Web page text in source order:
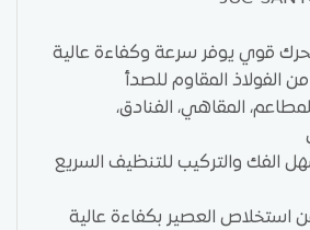
محرك قوي يوفر سرعة وكفاءة عالية
الفولاذ المقاوم للصدأ
المقاهي، الفنادق،
الفك والتركيب للتنظيف السريع
العصير بكفاءة عالية